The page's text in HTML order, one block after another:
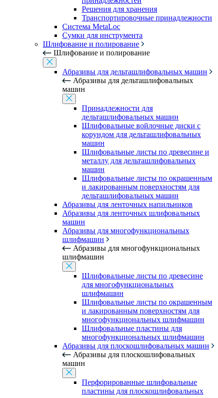
Решения для хранения
Транспортировочные принадлежности
Система MetaLoc
Сумки для инструмента
Шлифование и полирование
Шлифование и полирование
Абразивы для дельташлифовальных машин
Абразивы для дельташлифовальных
машин
Принадлежности для
дельташлифовальных машин
Шлифовальные войлочные диски с
корундом для дельташлифовальных
машин
Шлифовальные листы по древесине и
металлу для дельташлифовальных
машин
Шлифовальные листы по окрашенным
и лакированным поверхностям для
дельташлифовальных машин
Абразивы для ленточных напильников
Абразивы для ленточных шлифовальных
машин
Абразивы для многофункциональных
шлифмашин
Абразивы для многофункциональных
шлифмашин
Шлифовальные листы по древесине
для многофункциональных
шлифмашин
Шлифовальные листы по окрашенным
и лакированным поверхностям для
многофункциональных шлифмашин
Шлифовальные пластины для
многофункциональных шлифмашин
Абразивы для плоскошлифовальных машин
Абразивы для плоскошлифовальных
машин
Перфорированные шлифовальные
пластины для плоскошлифовальных